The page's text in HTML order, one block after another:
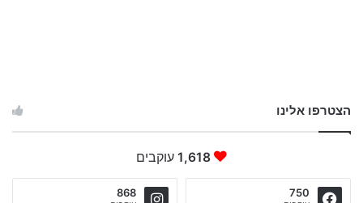
הצטרפו אלינו
1,618 עוקבים
750
868